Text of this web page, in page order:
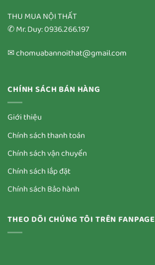
THU MUA NỘI THẤT
✆ Mr. Duy: 0936.266.197
✉ chomuabannoithat@gmail.com
CHÍNH SÁCH BÁN HÀNG
Giới thiệu
Chính sách thanh toán
Chính sách vận chuyển
Chính sách lắp đặt
Chính sách Bảo hành
THEO DÕI CHÚNG TÔI TRÊN FANPAGE